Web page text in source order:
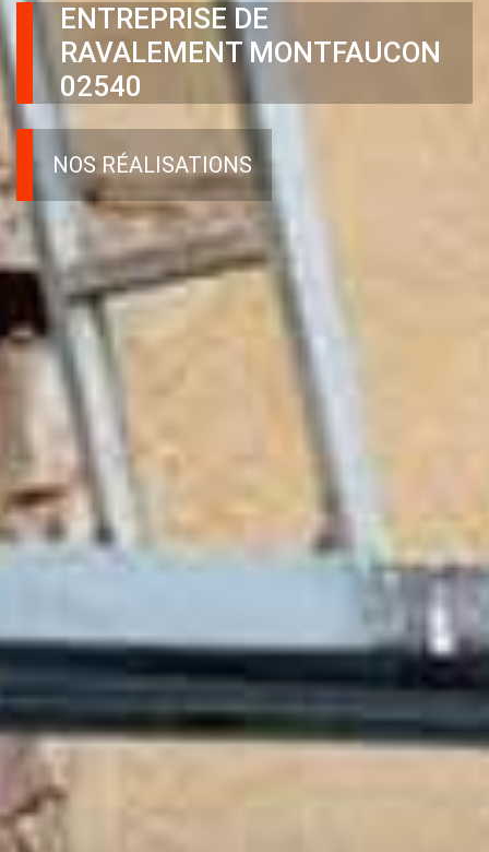
ENTREPRISE DE
RAVALEMENT MONTFAUCON
02540
NOS RÉALISATIONS